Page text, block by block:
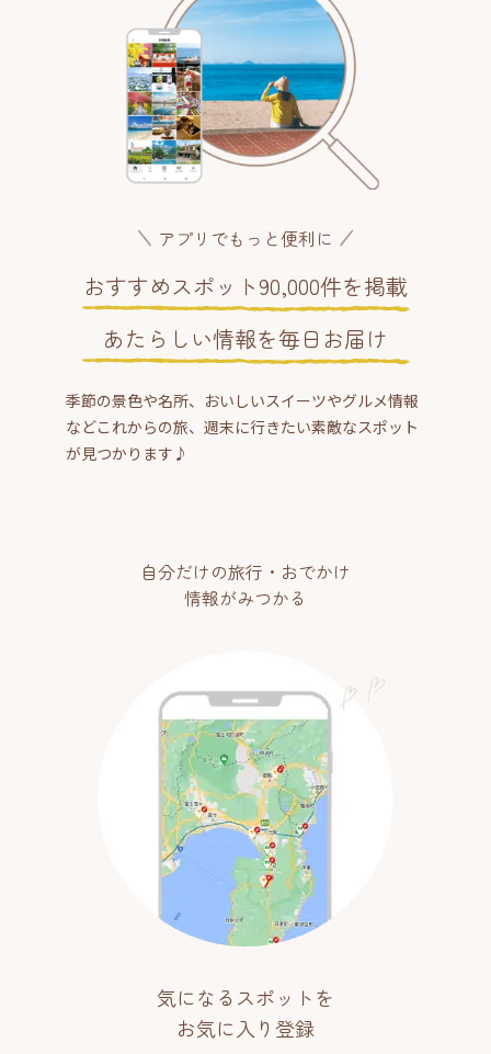
アプリでもっと便利に
おすすめスポット90,000件を掲載
あたらしい情報を毎日お届け
季節の景色や名所、おいしいスイーツやグルメ情報
などこれからの旅、週末に行きたい素敵なスポット
が見つかります♪
自分だけの旅行・おでかけ
情報がみつかる
気になるスポットを
お気に入り登録